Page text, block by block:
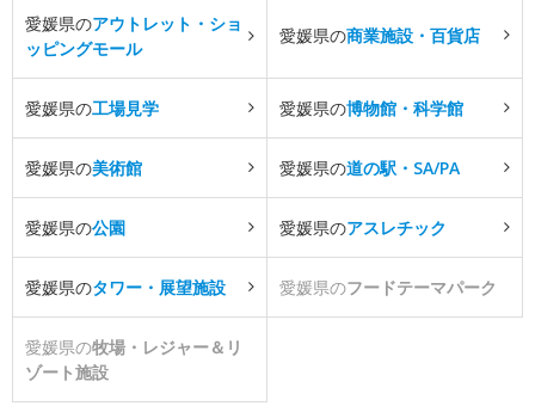
愛媛県のアウトレット・ショ
ッピングモール
愛媛県の商業施設・百貨店
愛媛県の工場見学 愛媛県の博物館・科学館
愛媛県の美術館 愛媛県の道の駅・SA/PA
愛媛県の公園 愛媛県のアスレチック
愛媛県のタワー・展望施設 愛媛県のフードテーマパーク
愛媛県の牧場・レジャー＆リ
ゾート施設